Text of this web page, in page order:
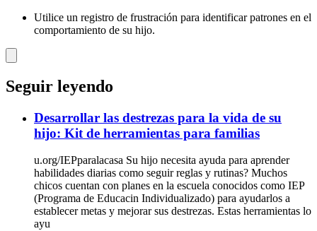
Utilice un registro de frustración para identificar patrones en el
comportamiento de su hijo.
Seguir leyendo
Desarrollar las destrezas para la vida de su
hijo: Kit de herramientas para familias
u.org/IEPparalacasa Su hijo necesita ayuda para aprender
habilidades diarias como seguir reglas y rutinas? Muchos
chicos cuentan con planes en la escuela conocidos como IEP
(Programa de Educacin Individualizado) para ayudarlos a
establecer metas y mejorar sus destrezas. Estas herramientas lo
ayu